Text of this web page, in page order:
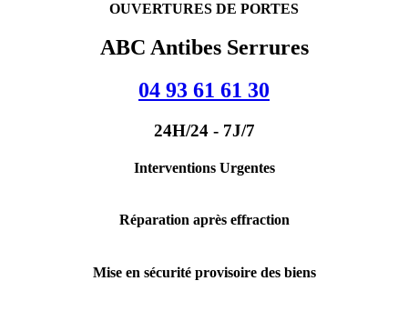
OUVERTURES DE PORTES
ABC Antibes Serrures
04 93 61 61 30
24H/24 - 7J/7
Interventions Urgentes
Réparation après effraction
Mise en sécurité provisoire des biens